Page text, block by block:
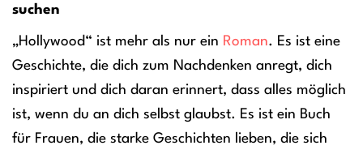
suchen
„Hollywood“ ist mehr als nur ein Roman. Es ist eine
Geschichte, die dich zum Nachdenken anregt, dich
inspiriert und dich daran erinnert, dass alles möglich
ist, wenn du an dich selbst glaubst. Es ist ein Buch
für Frauen, die starke Geschichten lieben, die sich